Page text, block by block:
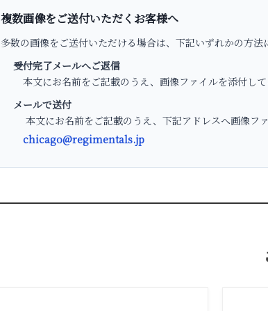
複数画像をご送付いただくお客様へ
多数の画像をご送付いただける場合は、下記いずれかの方法
受付完了メールへご返信
本文にお名前をご記載のうえ、画像ファイルを添付して
メールで送付
本文にお名前をご記載のうえ、下記アドレスへ画像ファ
chicago@regimentals.jp